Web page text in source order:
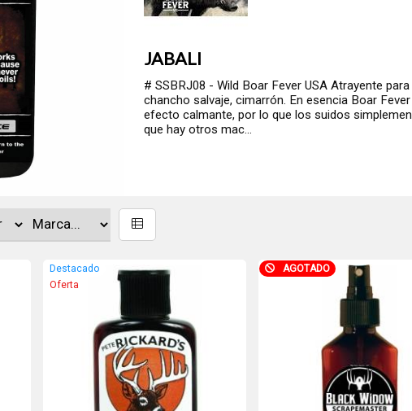
JABALI
# SSBRJ08 - Wild Boar Fever USA Atrayente
chancho salvaje, cimarrón. En esencia Boar
efecto calmante, por lo que los suidos
que hay otros mac...
Destacado
Oferta
AGOTADO